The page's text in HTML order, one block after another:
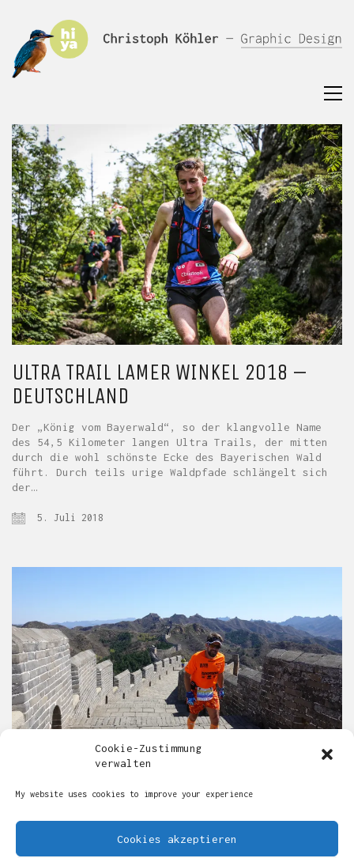
Cookie-Zustimmung
verwalten
My website uses cookies to improve your experience
Cookies akzeptieren
ULTRA TRAIL LAMER WINKEL 2018 –
DEUTSCHLAND
Der „König vom Bayerwald“, so der klangvolle Name
des 54,5 Kilometer langen Ultra Trails, der mitten
durch die wohl schönste Ecke des Bayerischen Wald
führt. Durch teils urige Waldpfade schlängelt sich
der…
5. Juli 2018
JINSHANLING GREAT WALL MARATHON
2018 – CHINA